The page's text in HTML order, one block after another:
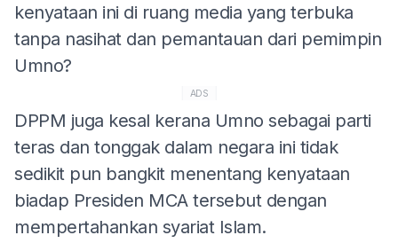
kenyataan ini di ruang media yang terbuka
tanpa nasihat dan pemantauan dari pemimpin
Umno?
ADS
DPPM juga kesal kerana Umno sebagai parti
teras dan tonggak dalam negara ini tidak
sedikit pun bangkit menentang kenyataan
biadap Presiden MCA tersebut dengan
mempertahankan syariat Islam.